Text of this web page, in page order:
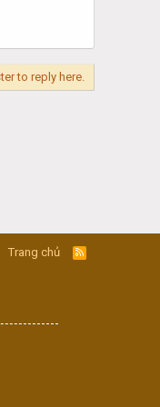
to reply here.
Trang chủ
R
S